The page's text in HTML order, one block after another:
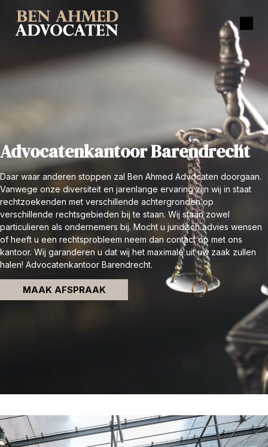
Advocatenkantoor Barendrecht
Daar waar anderen stoppen zal Ben Ahmed Advocaten doorgaan.
Vanwege onze diversiteit en jarenlange ervaring zijn wij in staat
rechtzoekenden met verschillende achtergronden op
verschillende rechtsgebieden bij te staan. Wij staan zowel
particulieren als ondernemers bij. Mocht u juridisch advies wensen
of heeft u een rechtsprobleem neem dan contact op met ons
kantoor. Wij garanderen u dat wij het maximale uit uw zaak zullen
halen! Advocatenkantoor Barendrecht.
MAAK AFSPRAAK